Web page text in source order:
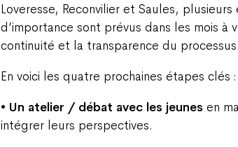
Loveresse, Reconvilier et Saules, plusieurs
d’importance sont prévus dans les mois à
continuité et la transparence du
En voici les quatre prochaines étapes clés :
• Un atelier / débat avec les jeunes en
intégrer leurs perspectives.